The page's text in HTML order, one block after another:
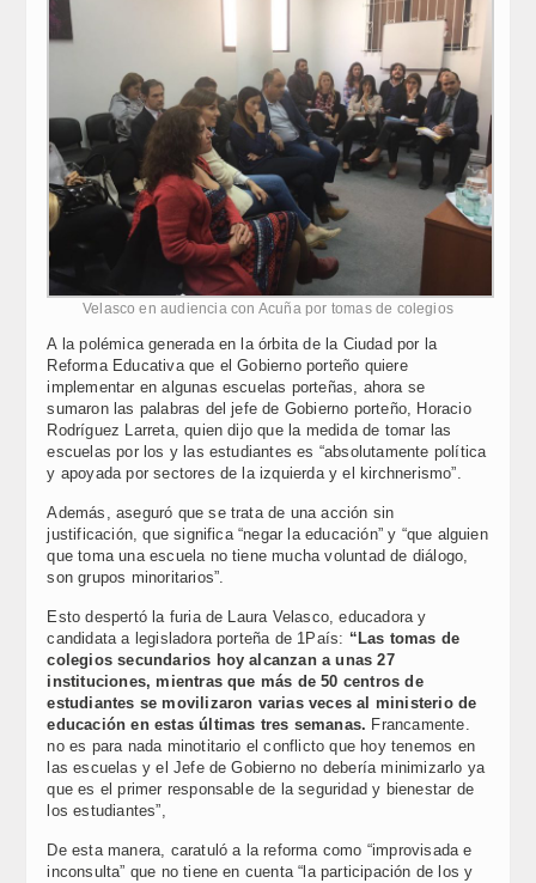
Velasco en audiencia con Acuña por tomas de colegios
A la polémica generada en la órbita de la Ciudad por la
Reforma Educativa que el Gobierno porteño quiere
implementar en algunas escuelas porteñas, ahora se
sumaron las palabras del jefe de Gobierno porteño, Horacio
Rodríguez Larreta, quien dijo que la medida de tomar las
escuelas por los y las estudiantes es “absolutamente política
y apoyada por sectores de la izquierda y el kirchnerismo”.
Además, aseguró que se trata de una acción sin
justificación, que significa “negar la educación” y “que alguien
que toma una escuela no tiene mucha voluntad de diálogo,
son grupos minoritarios”.
Esto despertó la furia de Laura Velasco, educadora y
candidata a legisladora porteña de 1País: “Las tomas de
colegios secundarios hoy alcanzan a unas 27
instituciones, mientras que más de 50 centros de
estudiantes se movilizaron varias veces al ministerio de
educación en estas últimas tres semanas. Francamente.
no es para nada minotitario el conflicto que hoy tenemos en
las escuelas y el Jefe de Gobierno no debería minimizarlo ya
que es el primer responsable de la seguridad y bienestar de
los estudiantes”,
De esta manera, caratuló a la reforma como “improvisada e
inconsulta” que no tiene en cuenta “la participación de los y